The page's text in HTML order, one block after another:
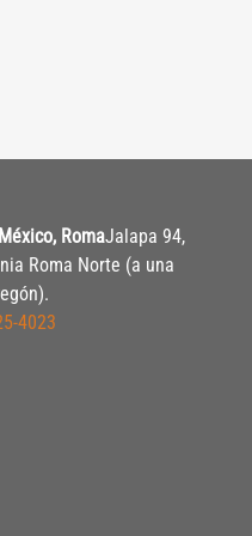
RomaJalapa 94,
Roma Norte (a una
4023